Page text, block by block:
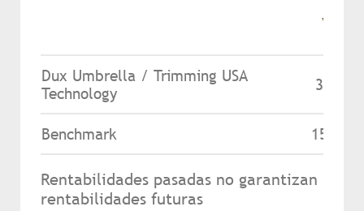
YTD
Dux Umbrella / Trimming USA
Technology
3.66%
Benchmark 15.47%
Rentabilidades pasadas no garantizan
rentabilidades futuras